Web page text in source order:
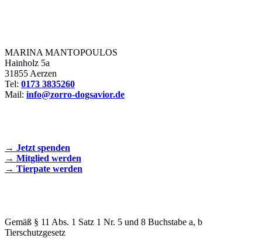
MARINA MANTOPOULOS
Hainholz 5a
31855 Aerzen
Tel: 0173 3835260
Mail: info@zorro-dogsavior.de
→ Jetzt spenden
→ Mitglied werden
→ Tierpate werden
Gemäß § 11 Abs. 1 Satz 1 Nr. 5 und 8 Buchstabe a, b
Tierschutzgesetz